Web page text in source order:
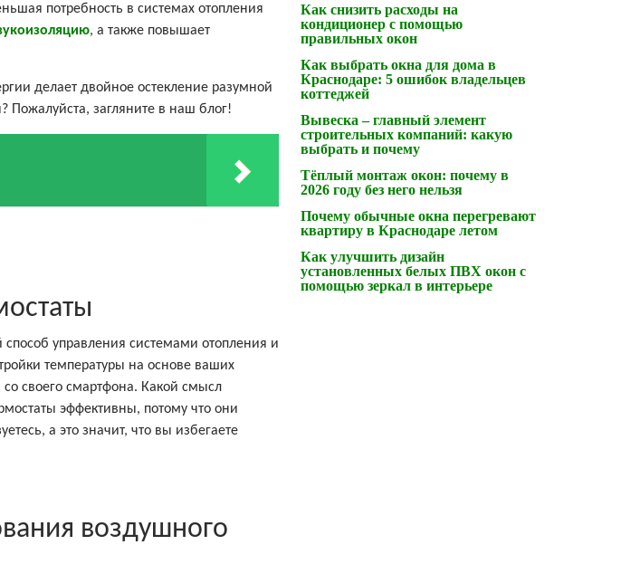
потребность в системах отопления
, а также повышает
делает двойное остекление разумной
Пожалуйста, загляните в наш блог!
управления системами отопления и
температуры на основе ваших
своего смартфона. Какой смысл
эффективны, потому что они
а это значит, что вы избегаете
воздушного
Как снизить расходы на
кондиционер с помощью
правильных окон
Как выбрать окна для дома в
Краснодаре: 5 ошибок владельцев
коттеджей
Вывеска – главный элемент
строительных компаний: какую
выбрать и почему
Тёплый монтаж окон: почему в
2026 году без него нельзя
Почему обычные окна перегревают
квартиру в Краснодаре летом
Как улучшить дизайн
установленных белых ПВХ окон с
помощью зеркал в интерьере